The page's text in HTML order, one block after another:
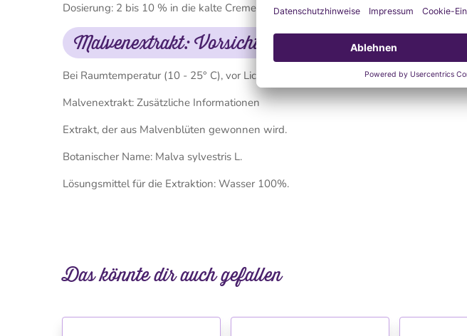
Dosierung: 2 bis 10 % in die kalte Creme oder Lotion rühren.
Malvenextrakt: Vorsichtsmaßnahmen
Bei Raumtemperatur (10 - 25° C), vor Licht und Feuchtigkeit geschützt aufbewahren.
Malvenextrakt: Zusätzliche Informationen
Extrakt, der aus Malvenblüten gewonnen wird.
Botanischer Name: Malva sylvestris L.
Lösungsmittel für die Extraktion: Wasser 100%.
Das könnte dir auch gefallen